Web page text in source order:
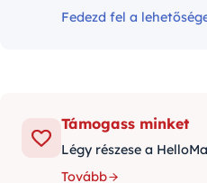
Fedezd fel a
Támogass minket
Légy részese a
Tovább